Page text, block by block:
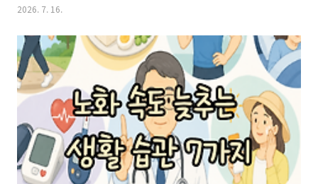
져올 수 있기 때문입니다그렇다면 왜 하필 15분일까요?식사 직후 우리
몸에서는 무슨 일이 일어날까요?음식을 먹으면 혈당이 올라가기 시작합
니다혈당이 올라가면 인슐린이 분비되고, 섭취한 영양분은 에너지나 지
방으로 저장됩니다이때 아무 움직임 없이 오래 앉아 있으면 혈당이 더 크
게 오를 수 있습니다반대로 가볍게 움직이면 근육이 포도당을 에너지로
사용하기 시작하면서..
2026. 7. 16.